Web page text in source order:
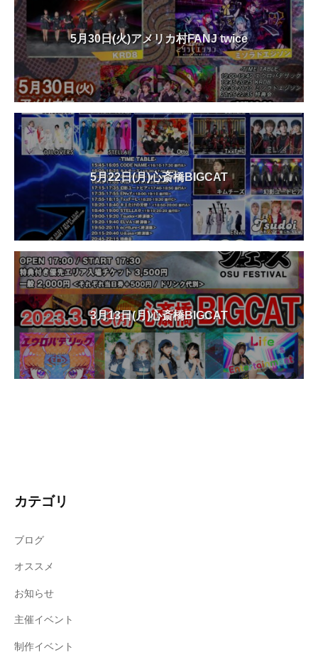
5月30日(火)アメリカ村FANJ twice
5月22日(月)心斎橋BIGCAT
3月13日(月)心斎橋BIGCAT
カテゴリ
ブログ
オススメ
お知らせ
主催イベント
制作イベント